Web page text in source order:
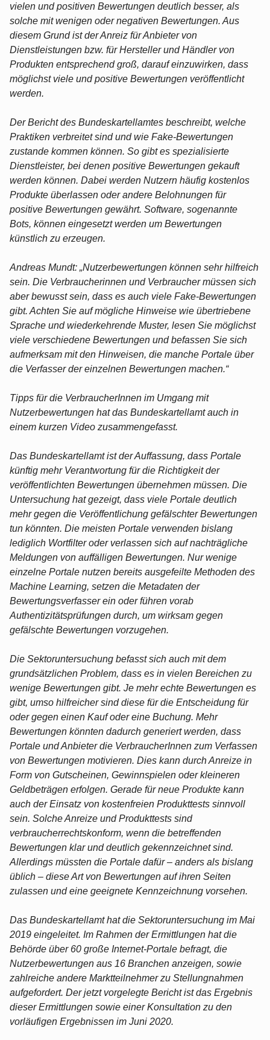
vielen und positiven Bewertungen deutlich besser, als
solche mit wenigen oder negativen Bewertungen. Aus
diesem Grund ist der Anreiz für Anbieter von
Dienstleistungen bzw. für Hersteller und Händler von
Produkten entsprechend groß, darauf einzuwirken, dass
möglichst viele und positive Bewertungen veröffentlicht
werden.
Der Bericht des Bundeskartellamtes beschreibt, welche
Praktiken verbreitet sind und wie Fake-Bewertungen
zustande kommen können. So gibt es spezialisierte
Dienstleister, bei denen positive Bewertungen gekauft
werden können. Dabei werden Nutzern häufig kostenlos
Produkte überlassen oder andere Belohnungen für
positive Bewertungen gewährt. Software, sogenannte
Bots, können eingesetzt werden um Bewertungen
künstlich zu erzeugen.
Andreas Mundt: „Nutzerbewertungen können sehr hilfreich
sein. Die Verbraucherinnen und Verbraucher müssen sich
aber bewusst sein, dass es auch viele Fake-Bewertungen
gibt. Achten Sie auf mögliche Hinweise wie übertriebene
Sprache und wiederkehrende Muster, lesen Sie möglichst
viele verschiedene Bewertungen und befassen Sie sich
aufmerksam mit den Hinweisen, die manche Portale über
die Verfasser der einzelnen Bewertungen machen.“
Tipps für die VerbraucherInnen im Umgang mit
Nutzerbewertungen hat das Bundeskartellamt auch in
einem kurzen Video zusammengefasst.
Das Bundeskartellamt ist der Auffassung, dass Portale
künftig mehr Verantwortung für die Richtigkeit der
veröffentlichten Bewertungen übernehmen müssen. Die
Untersuchung hat gezeigt, dass viele Portale deutlich
mehr gegen die Veröffentlichung gefälschter Bewertungen
tun könnten. Die meisten Portale verwenden bislang
lediglich Wortfilter oder verlassen sich auf nachträgliche
Meldungen von auffälligen Bewertungen. Nur wenige
einzelne Portale nutzen bereits ausgefeilte Methoden des
Machine Learning, setzen die Metadaten der
Bewertungsverfasser ein oder führen vorab
Authentizitätsprüfungen durch, um wirksam gegen
gefälschte Bewertungen vorzugehen.
Die Sektoruntersuchung befasst sich auch mit dem
grundsätzlichen Problem, dass es in vielen Bereichen zu
wenige Bewertungen gibt. Je mehr echte Bewertungen es
gibt, umso hilfreicher sind diese für die Entscheidung für
oder gegen einen Kauf oder eine Buchung. Mehr
Bewertungen könnten dadurch generiert werden, dass
Portale und Anbieter die VerbraucherInnen zum Verfassen
von Bewertungen motivieren. Dies kann durch Anreize in
Form von Gutscheinen, Gewinnspielen oder kleineren
Geldbeträgen erfolgen. Gerade für neue Produkte kann
auch der Einsatz von kostenfreien Produkttests sinnvoll
sein. Solche Anreize und Produkttests sind
verbraucherrechtskonform, wenn die betreffenden
Bewertungen klar und deutlich gekennzeichnet sind.
Allerdings müssten die Portale dafür – anders als bislang
üblich – diese Art von Bewertungen auf ihren Seiten
zulassen und eine geeignete Kennzeichnung vorsehen.
Das Bundeskartellamt hat die Sektoruntersuchung im Mai
2019 eingeleitet. Im Rahmen der Ermittlungen hat die
Behörde über 60 große Internet-Portale befragt, die
Nutzerbewertungen aus 16 Branchen anzeigen, sowie
zahlreiche andere Marktteilnehmer zu Stellungnahmen
aufgefordert. Der jetzt vorgelegte Bericht ist das Ergebnis
dieser Ermittlungen sowie einer Konsultation zu den
vorläufigen Ergebnissen im Juni 2020.